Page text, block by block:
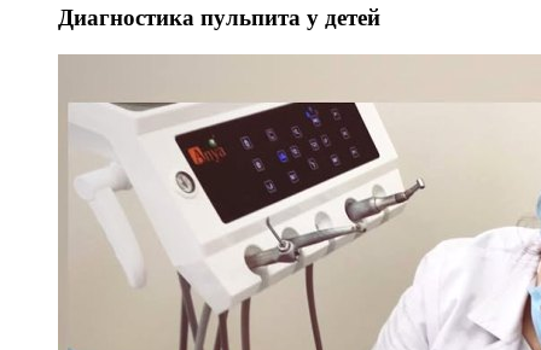
Диагностика пульпита у детей